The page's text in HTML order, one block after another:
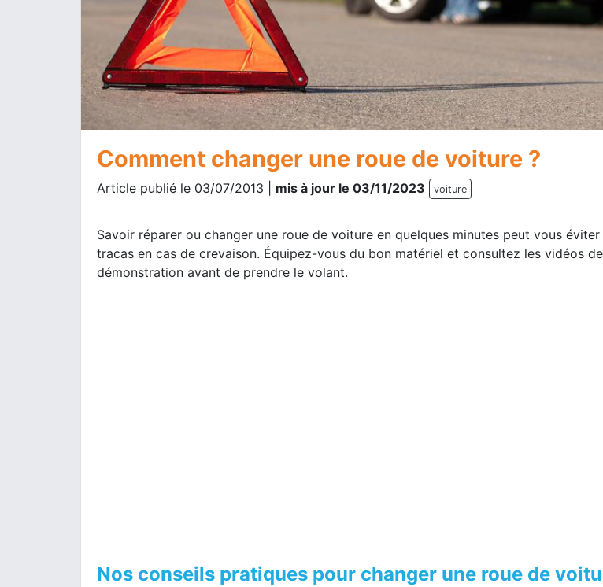
Comment changer une roue de voiture ?
Article publié le 03/07/2013 | mis à jour le 03/11/2023 voiture
Savoir réparer ou changer une roue de voiture en quelques minutes peut vous
tracas en cas de crevaison. Équipez-vous du bon matériel et consultez les vidéos de
démonstration avant de prendre le volant.
Nos conseils pratiques pour changer une roue de